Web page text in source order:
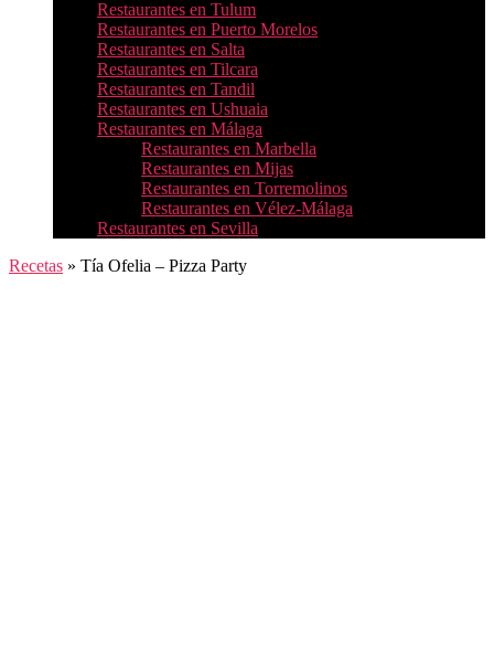
Restaurantes en Tulum
Restaurantes en Puerto Morelos
Restaurantes en Salta
Restaurantes en Tilcara
Restaurantes en Tandil
Restaurantes en Ushuaia
Restaurantes en Málaga
Restaurantes en Marbella
Restaurantes en Mijas
Restaurantes en Torremolinos
Restaurantes en Vélez-Málaga
Restaurantes en Sevilla
Recetas » Tía Ofelia – Pizza Party